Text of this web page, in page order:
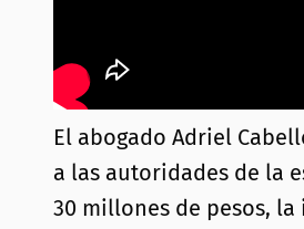
El abogado Adriel
a las autoridades de la
30 millones de pesos,